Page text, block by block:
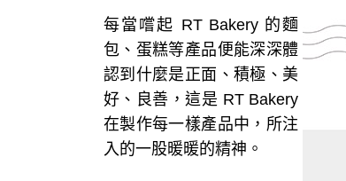
每當嚐起 RT Bakery 的麵
包、蛋糕等產品便能深深體
認到什麼是正面、積極、美
好、良善，這是 RT Bakery
在製作每一樣產品中，所注
入的一股暖暖的精神。